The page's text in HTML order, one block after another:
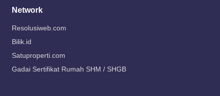
Network
Resolusiweb.com
Bilik.id
Satuproperti.com
Gadai Sertifikat Rumah SHM / SHGB